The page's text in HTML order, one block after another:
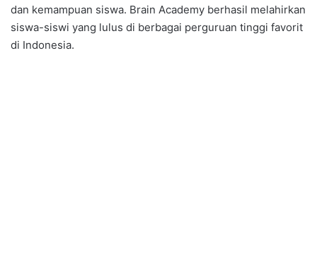
dan kemampuan siswa. Brain Academy berhasil melahirkan
siswa-siswi yang lulus di berbagai perguruan tinggi favorit
di Indonesia.